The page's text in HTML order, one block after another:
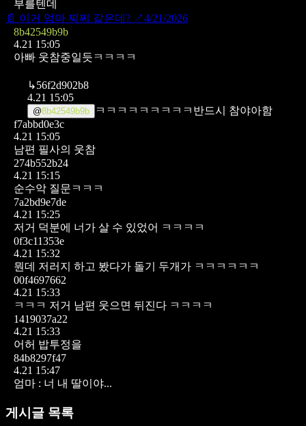
부를텐데
📄 이거 엄마 찌찌 같은데? ↗4/21/2026
8b42549b9b
4.21 15:05
아빠 웃참중일듯ㅋㅋㅋㅋ
↳56f2d902b8
4.21 15:05
@8b42549b9b
ㅋㅋㅋㅋㅋㅋㅋㅋㅋ반드시 참야아함
f7abbd0e3c
4.21 15:05
남편 필사의 웃참
274b552b24
4.21 15:15
순수악 질문ㅋㅋㅋ
7a2bd9e7de
4.21 15:25
저거 덕분에 너가 살 수 있었어 ㅋㅋㅋㅋ
0f3c11353e
4.21 15:32
뭔데 저러지 하고 봤다가 돌기 두개가 ㅋㅋㅋㅋㅋㅋ
00f4697662
4.21 15:33
ㅋㅋㅋ 저거 남편 웃으면 뒤진다 ㅋㅋㅋㅋ
1419037a22
4.21 15:33
어허 밥투정을
84b8297f47
4.21 15:47
엄마 : 너 내 딸이야...
게시글 목록